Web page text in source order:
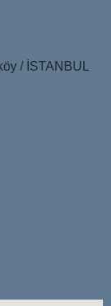
/ İSTANBUL